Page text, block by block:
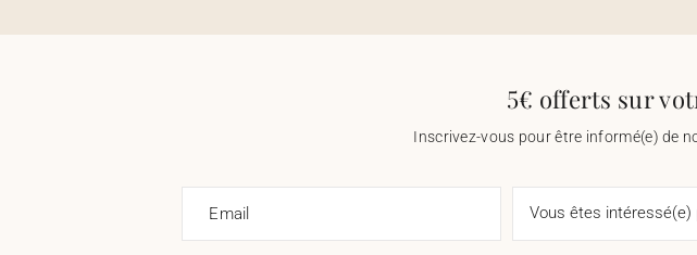
5€ offerts sur
Inscrivez-vous pour être informé(e) de
Email